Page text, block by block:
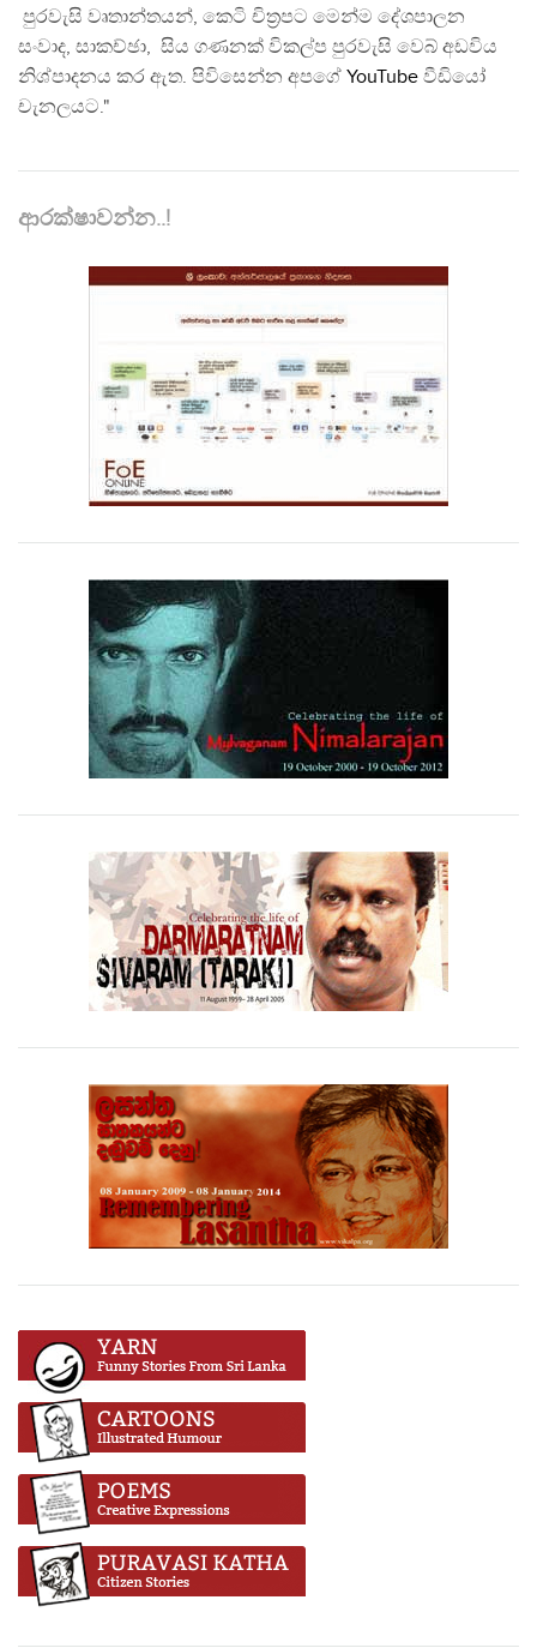
පුරවැසි වෘතාන්තයන්, කෙටි චිත්‍රපට මෙන්ම දේශපාලන
සංවාද, සාකච්ඡා, සිය ගණනක් විකල්ප පුරවැසි වෙබ් අඩවිය
නිශ්පාදනය කර ඇත. පිවිසෙන්න අපගේ YouTube වීඩියෝ
චැනලයට."
ආරක්ෂාවන්න..!